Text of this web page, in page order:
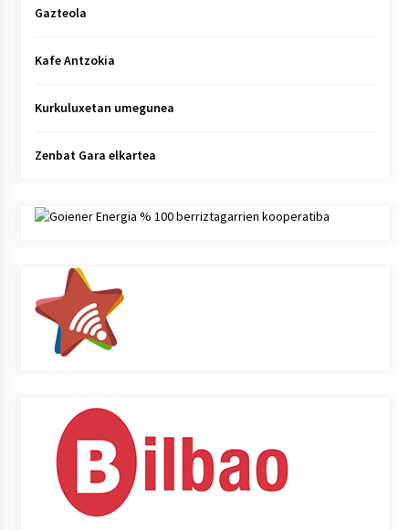
Gazteola
Kafe Antzokia
Kurkuluxetan umegunea
Zenbat Gara elkartea